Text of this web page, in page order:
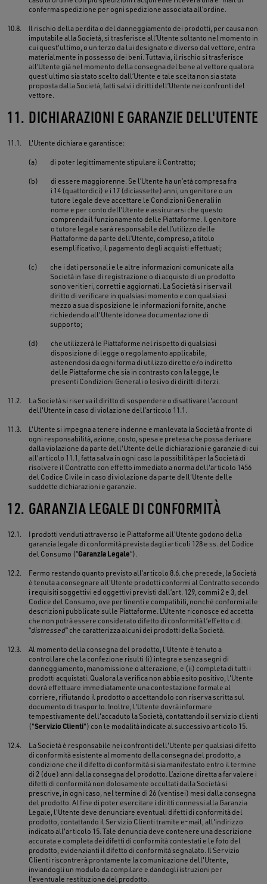
conferma spedizione per ogni spedizione associata all’ordine.
10.8.
Il rischio della perdita o del danneggiamento dei prodotti, per causa non
imputabile alla Società, si trasferisce all’Utente soltanto nel momento in
cui quest'ultimo, o un terzo da lui designato e diverso dal vettore, entra
materialmente in possesso dei beni. Tuttavia, il rischio si trasferisce
all’Utente già nel momento della consegna del bene al vettore qualora
quest'ultimo sia stato scelto dall’Utente e tale scelta non sia stata
proposta dalla Società, fatti salvi i diritti dell’Utente nei confronti del
vettore.
11. DICHIARAZIONI E GARANZIE DELL'UTENTE
11.1. L'Utente dichiara e garantisce:
(a) di poter legittimamente stipulare il Contratto;
(b)
di essere maggiorenne. Se l’Utente ha un’età compresa fra
i 14 (quattordici) e i 17 (diciassette) anni, un genitore o un
tutore legale deve accettare le Condizioni Generali in
nome e per conto dell’Utente e assicurarsi che questo
comprenda il funzionamento delle Piattaforme. Il genitore
o tutore legale sarà responsabile dell’utilizzo delle
Piattaforme da parte dell’Utente, compreso, a titolo
esemplificativo, il pagamento degli acquisti effettuati;
(c)
che i dati personali e le altre informazioni comunicate alla
Società in fase di registrazione o di acquisto di un prodotto
sono veritieri, corretti e aggiornati. La Società si riserva il
diritto di verificare in qualsiasi momento e con qualsiasi
mezzo a sua disposizione le informazioni fornite, anche
richiedendo all'Utente idonea documentazione di
supporto;
(d)
che utilizzerà le Piattaforme nel rispetto di qualsiasi
disposizione di legge o regolamento applicabile,
astenendosi da ogni forma di utilizzo diretto e/o indiretto
delle Piattaforme che sia in contrasto con la legge, le
presenti Condizioni Generali o lesivo di diritti di terzi.
11.2.
La Società si riserva il diritto di sospendere o disattivare l'account
dell'Utente in caso di violazione dell’articolo 11.1.
11.3.
L'Utente si impegna a tenere indenne e manlevata la Società a fronte di
ogni responsabilità, azione, costo, spesa e pretesa che possa derivare
dalla violazione da parte dell'Utente delle dichiarazioni e garanzie di cui
all'articolo 11.1, fatta salva in ogni caso la possibilità per la Società di
risolvere il Contratto con effetto immediato a norma dell'articolo 1456
del Codice Civile in caso di violazione da parte dell'Utente delle
suddette dichiarazioni e garanzie.
12. GARANZIA LEGALE DI CONFORMITÀ
12.1.
I prodotti venduti attraverso le Piattaforme all'Utente godono della
garanzia legale di conformità prevista dagli articoli 128 e ss. del Codice
del Consumo (“Garanzia Legale”).
12.2.
Fermo restando quanto previsto all’articolo 8.6. che precede, la Società
è tenuta a consegnare all'Utente prodotti conformi al Contratto secondo
i requisiti soggettivi ed oggettivi previsti dall’art. 129, commi 2 e 3, del
Codice del Consumo, ove pertinenti e compatibili, nonché conformi alle
descrizioni pubblicate sulle Piattaforme. L’Utente riconosce ed accetta
che non potrà essere considerato difetto di conformità l’effetto c.d.
“distressed” che caratterizza alcuni dei prodotti della Società.
12.3.
Al momento della consegna del prodotto, l'Utente è tenuto a
controllare che la confezione risulti (i) integra e senza segni di
danneggiamento, manomissione o alterazione, e (ii) completa di tutti i
prodotti acquistati. Qualora la verifica non abbia esito positivo, l'Utente
dovrà effettuare immediatamente una contestazione formale al
corriere, rifiutando il prodotto o accettandolo con riserva scritta sul
documento di trasporto. Inoltre, l'Utente dovrà informare
tempestivamente dell'accaduto la Società, contattando il servizio clienti
("Servizio Clienti") con le modalità indicate al successivo articolo 15.
12.4.
La Società è responsabile nei confronti dell'Utente per qualsiasi difetto
di conformità esistente al momento della consegna del prodotto, a
condizione che il difetto di conformità si sia manifestato entro il termine
di 2 (due) anni dalla consegna del prodotto. L’azione diretta a far valere i
difetti di conformità non dolosamente occultati dalla Società si
prescrive, in ogni caso, nel termine di 26 (ventisei) mesi dalla consegna
del prodotto. Al fine di poter esercitare i diritti connessi alla Garanzia
Legale, l'Utente deve denunciare eventuali difetti di conformità del
prodotto, contattando il Servizio Clienti tramite e-mail, all'indirizzo
indicato all'articolo 15. Tale denuncia deve contenere una descrizione
accurata e completa dei difetti di conformità contestati e le foto del
prodotto, evidenzianti il difetto di conformità segnalato. Il Servizio
Clienti riscontrerà prontamente la comunicazione dell'Utente,
inviandogli un modulo da compilare e dandogli istruzioni per
l’eventuale restituzione del prodotto.